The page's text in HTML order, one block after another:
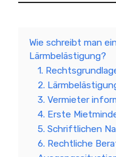
Wie schreibt man
Lärmbelästigung?
1.
2.
3. Vermieter
4. Erste
5. Schriftlichen
6. Rechtliche